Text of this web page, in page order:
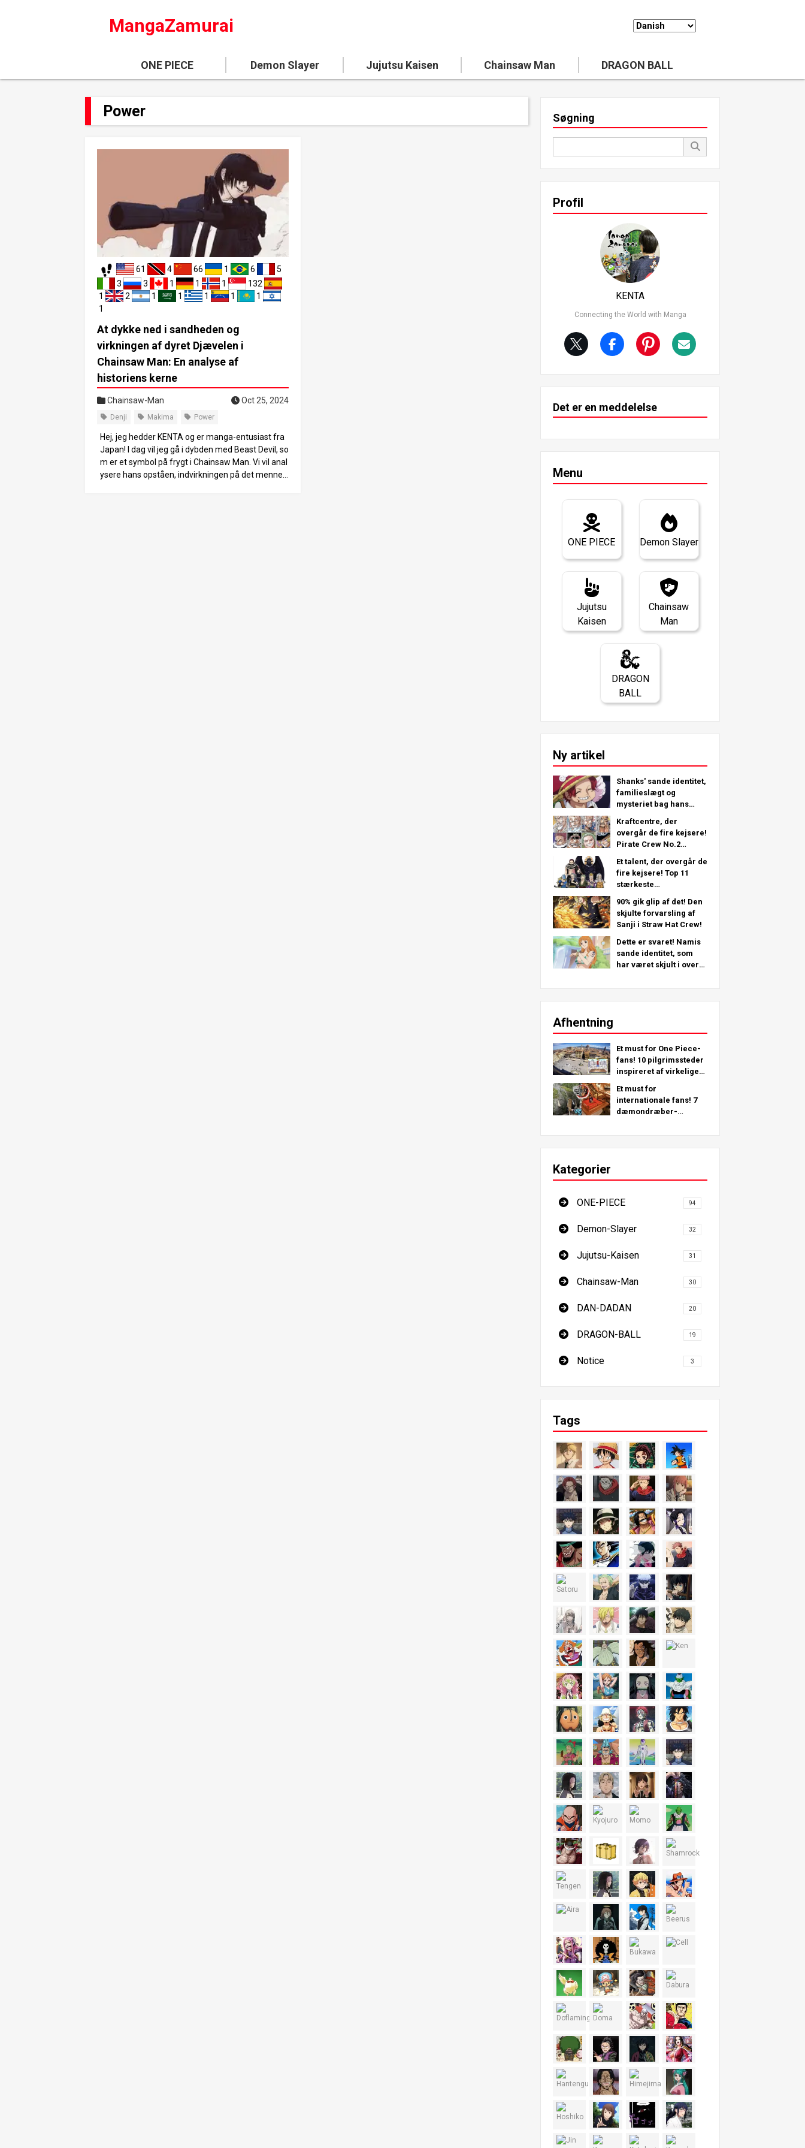
MangaZamurai
ONE PIECE Demon Slayer Jujutsu Kaisen Chainsaw Man DRAGON BALL
Power
61 4 66 1 6
5
3
3 1 1 1
132
1
2 1 1 1 1
1
1
At dykke ned i sandheden og
virkningen af dyret Djævelen i
Chainsaw Man: En analyse af
historiens kerne
Chainsaw-Man Oct 25, 2024
Denji Makima Power
Hej, jeg hedder KENTA og er manga-entusiast fra
Japan! I dag vil jeg gå i dybden med Beast Devil, so
m er et symbol på frygt i Chainsaw Man. Vi vil anal
ysere hans opståen, indvirkningen på det mennes
Søgning
Profil
KENTA
Connecting the World with Manga
Det er en meddelelse
Menu
ONE PIECE Demon Slayer
Jujutsu
Kaisen
Chainsaw
Man
DRAGON
BALL
Ny artikel
Shanks' sande identitet,
familieslægt og
mysteriet bag hans
dybdegående analyse
fra det seneste kapitel!
Kraftcentre, der
overgår de fire kejsere!
Pirate Crew No.2
Stærkeste placeringer
TOP 11 (fra 5. til 1.)
Et talent, der overgår de
fire kejsere! Top 11
stærkeste
karakterer (fra 11. til 6.
plads)
90% gik glip af det! Den
skjulte forvarsling af
Sanji i Straw Hat Crew!
Dette er svaret! Namis
sande identitet, som
har været skjult i over
Afhentning
Et must for One Piece-
fans! 10 pilgrimssteder
inspireret af virkelige
verden!
Et must for
internationale fans! 7
dæmondræber-
Kategorier
ONE-PIECE 94
Demon-Slayer 32
Jujutsu-Kaisen 31
Chainsaw-Man 30
DAN-DADAN 20
DRAGON-BALL 19
Notice 3
Tags